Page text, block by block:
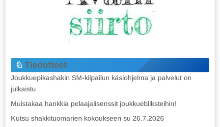
Tiedotteet
Joukkuepikashakin SM-kilpailun käsiohjelma ja palvelut on
julkaistu
Muistakaa hankkia pelaajalisenssit joukkuebliksteihin!
Kutsu shakkituomarien kokoukseen su 26.7.2026